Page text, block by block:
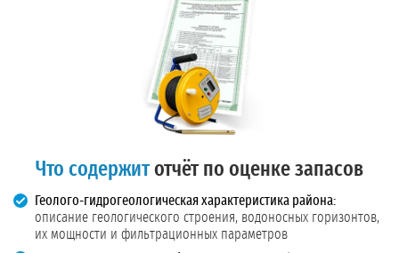
Что содержитотчёт по оценке запасов
Геолого-гидрогеологическая характеристика района:
описание геологического строения, водоносных горизонтов,
их мощности и фильтрационных параметров